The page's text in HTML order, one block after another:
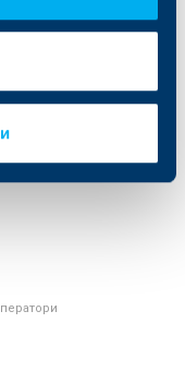
ползване на сайта
личните данни